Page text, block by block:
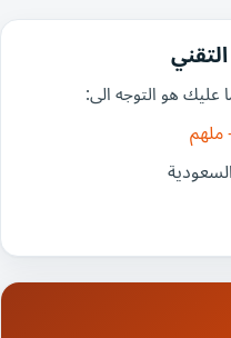
عليك هو التوجه الى:
ملهم